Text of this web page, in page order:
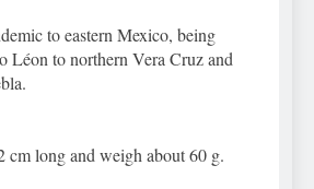
to eastern Mexico, being
Léon to northern Vera Cruz and
cm long and weigh about 60 g.